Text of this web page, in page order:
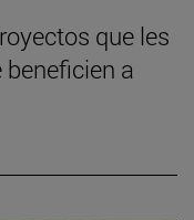
que les
beneficien a